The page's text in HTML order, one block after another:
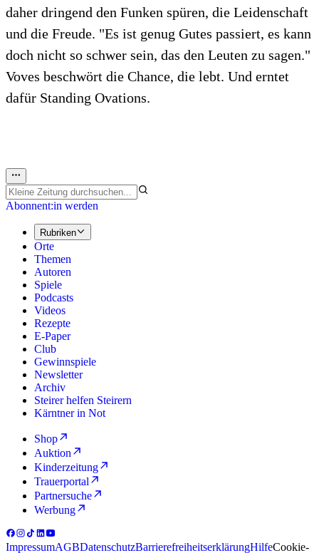
daher dringend den Funken spüren, die Leidenschaft
und die Freude. "Es ist genug Gutes passiert, es kann
doch nicht so schwer sein, das den Leuten zu sagen."
Voves beschwört die Chance, die lebt. Und erntet
dafür Standing Ovations.
Abonnent:in werden
Rubriken
Orte
Themen
Autoren
Spiele
Podcasts
Videos
Rezepte
E-Paper
Club
Gewinnspiele
Newsletter
Archiv
Steirer helfen Steirern
Kärntner in Not
Shop
Auktion
Kinderzeitung
Trauerportal
Partnersuche
Werbung
ImpressumAGBDatenschutzBarrierefreiheitserklärungHilfeCookie-